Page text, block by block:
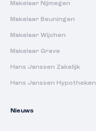
Makelaar Nijmegen
Makelaar Beuningen
Makelaar Wijchen
Makelaar Grave
Hans Janssen Zakelijk
Hans Janssen Hypotheken
Nieuws